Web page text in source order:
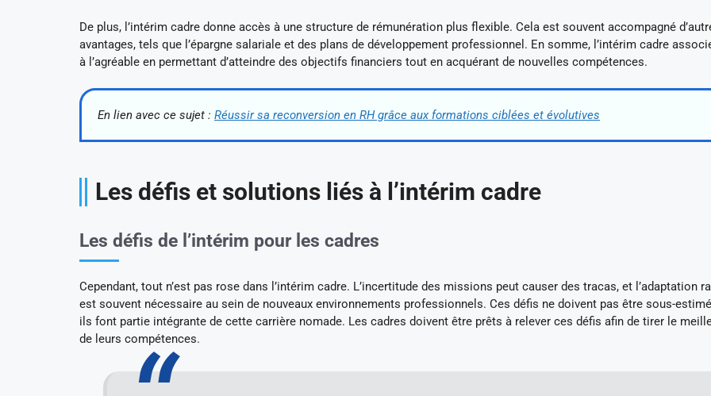
De plus, l’intérim cadre donne accès à une structure de rémunération plus flexible. Cela est souvent accompagné
avantages, tels que l’épargne salariale et des plans de développement professionnel. En somme, l’intérim cadre
à l’agréable en permettant d’atteindre des objectifs financiers tout en acquérant de nouvelles compétences.
En lien avec ce sujet : Réussir sa reconversion en RH grâce aux formations ciblées et évolutives
Les défis et solutions liés à l’intérim cadre
Les défis de l’intérim pour les cadres
Cependant, tout n’est pas rose dans l’intérim cadre. L’incertitude des missions peut causer des tracas, et l’adaptation
est souvent nécessaire au sein de nouveaux environnements professionnels. Ces défis ne doivent pas être sous-
ils font partie intégrante de cette carrière nomade. Les cadres doivent être prêts à relever ces défis afin de tirer le
de leurs compétences.